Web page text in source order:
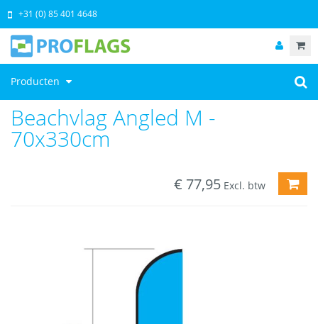
Producten
+31 (0) 85 401 4648
Beachvlag Angled M -
70x330cm
€ 77,95 Excl. btw